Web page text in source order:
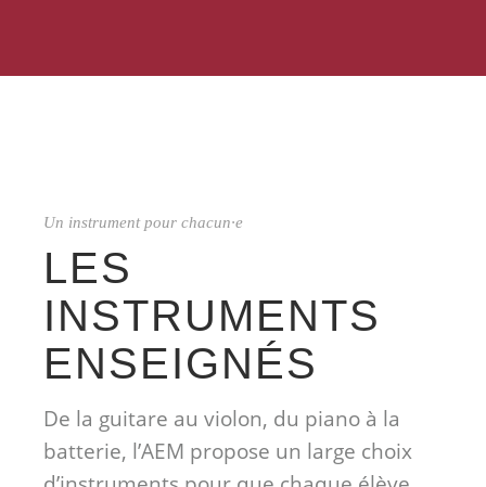
Un instrument pour chacun·e
LES
INSTRUMENTS
ENSEIGNÉS
De la guitare au violon, du piano à la
batterie, l’AEM propose un large choix